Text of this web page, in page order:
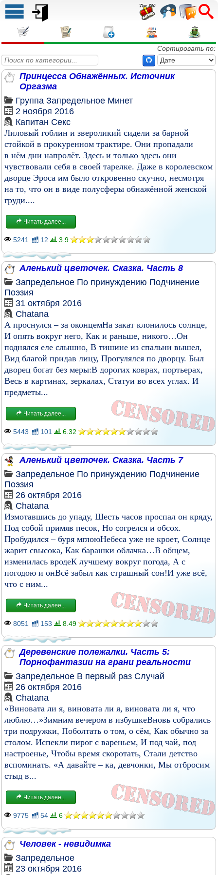
Сортировать по:
Принцесса Обнажённых. Источник
Оргазма
Группа Запредельное Минет
2 ноября 2016
Капитан Секс
Лиловый гоблин и звероликий сидели за барной
стойкой в прокуренном трактире. Они пропадали
в нём дни напролёт. Здесь и только здесь они
чувствовали себя в своей тарелке. Даже в королевском
дворце Эроса им было откровенно скучно, несмотря
на то, что он в виде полусферы обнажённой женской
груди....
Читать далее...
5241 12 3.9
Аленький цветочек. Сказка. Часть 8
Запредельное По принуждению Подчинение
Поэзия
31 октября 2016
Chatana
А проснулся – за оконцемНа закат клонилось солнце,
И опять вокруг него, Как и раньше, никого…Он
поднялся еле слышно, В тишине из спальни вышел,
Вид благой придав лицу, Прогулялся по дворцу. Был
дворец богат без меры:В дорогих коврах, портьерах,
Весь в картинах, зеркалах, Статуи во всех углах. И
предметы...
Читать далее...
5443 101 6.32
Аленький цветочек. Сказка. Часть 7
Запредельное По принуждению Подчинение
Поэзия
26 октября 2016
Chatana
Измотавшись до упаду, Шесть часов проспал он кряду,
Под собой примяв песок, Но согрелся и обсох.
Пробудился – буря мглоюНебеса уже не кроет, Солнце
жарит свысока, Как барашки облачка…В общем,
изменилась вродеК лучшему вокруг погода, А с
погодою и онВсё забыл как страшный сон!И уже всё,
что с ним...
Читать далее...
8051 153 8.49
Деревенские полежалки. Часть 5:
Порнофантазии на грани реальности
Запредельное В первый раз Случай
26 октября 2016
Chatana
«Виновата ли я, виновата ли я, виновата ли я, что
люблю…»Зимним вечером в избушкеВновь собрались
три подружки, Поболтать о том, о сём, Как обычно за
столом. Испекли пирог с вареньем, И под чай, под
настроенье, Чтобы время скоротать, Стали детство
вспоминать. «А давайте – ка, девчонки, Мы отбросим
стыд в...
Читать далее...
9775 54 6
Человек - невидимка
Запредельное
23 октября 2016